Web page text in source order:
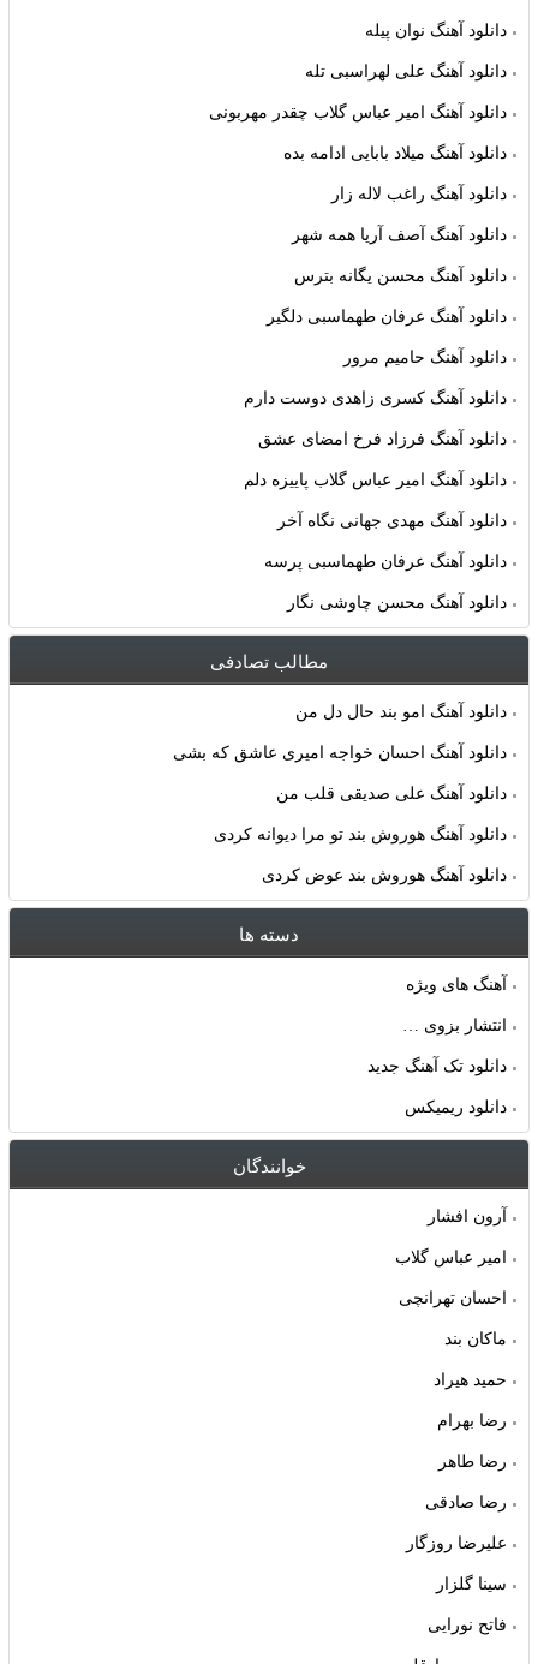
دانلود آهنگ نوان پیله
دانلود آهنگ علی لهراسبی تله
دانلود آهنگ امیر عباس گلاب چقدر مهربونی
دانلود آهنگ میلاد بابایی ادامه بده
دانلود آهنگ راغب لاله زار
دانلود آهنگ آصف آریا همه شهر
دانلود آهنگ محسن یگانه بترس
دانلود آهنگ عرفان طهماسبی دلگیر
دانلود آهنگ حامیم مرور
دانلود آهنگ کسری زاهدی دوست دارم
دانلود آهنگ فرزاد فرخ امضای عشق
دانلود آهنگ امیر عباس گلاب پاییزه دلم
دانلود آهنگ مهدی جهانی نگاه آخر
دانلود آهنگ عرفان طهماسبی پرسه
دانلود آهنگ محسن چاوشی نگار
مطالب تصادفی
دانلود آهنگ امو بند حال دل من
دانلود آهنگ احسان خواجه امیری عاشق که بشی
دانلود آهنگ علی صدیقی قلب من
دانلود آهنگ هوروش بند تو مرا دیوانه کردی
دانلود آهنگ هوروش بند عوض کردی
دسته ها
آهنگ های ویژه
انتشار بزوی …
دانلود تک آهنگ جدید
دانلود ریمیکس
خوانندگان
آرون افشار
امیر عباس گلاب
احسان تهرانچی
ماکان بند
حمید هیراد
رضا بهرام
رضا طاهر
رضا صادقی
علیرضا روزگار
سینا گلزار
فاتح نورایی